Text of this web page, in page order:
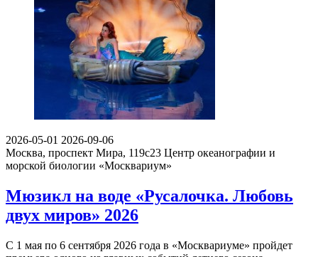
2026-05-01 2026-09-06
Москва, проспект Мира, 119с23 Центр океанографии и
морской биологии «Москвариум»
Мюзикл на воде «Русалочка. Любовь
двух миров» 2026
С 1 мая по 6 сентября 2026 года в «Москвариуме» пройдет